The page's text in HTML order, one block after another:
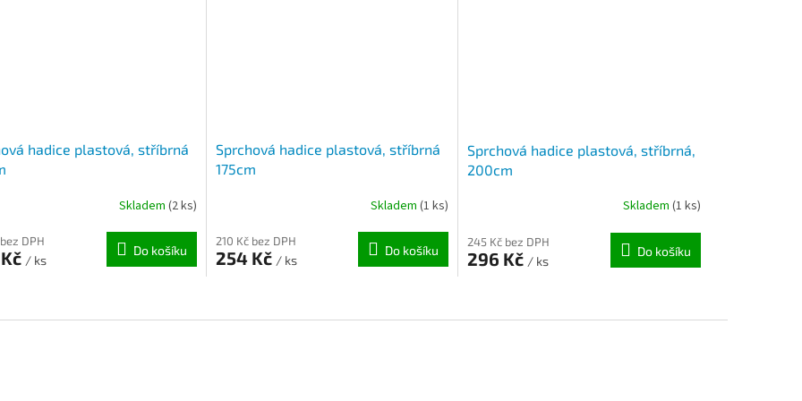
hadice plastová, stříbrná
Skladem (2 ks)
DPH
/ ks
Do košíku
Sprchová hadice plastová, stříbrná
175cm
Skladem (1 ks)
210 Kč bez DPH
254 Kč / ks
Do košíku
Sprchová hadice plastová, stříbrná,
200cm
Skladem (1 ks)
245 Kč bez DPH
296 Kč / ks
Do košíku
v